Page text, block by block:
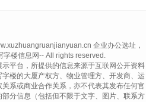
企业办公选址，
字楼信息网-- All rights reserved.
平台，所提供的信息来源于互联网公开资料
楼的大厦产权方、物业管理方、开发商、运
系或商业合作关系，亦不代表其发布任何官
分信息（包括但不限于文字、图片、联系方